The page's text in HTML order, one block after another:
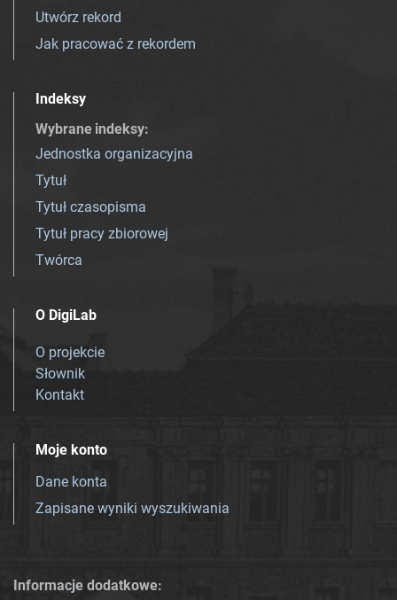
Utwórz rekord
Jak pracować z rekordem
Indeksy
Wybrane indeksy:
Jednostka organizacyjna
Tytuł
Tytuł czasopisma
Tytuł pracy zbiorowej
Twórca
O DigiLab
O projekcie
Słownik
Kontakt
Moje konto
Dane konta
Zapisane wyniki wyszukiwania
Informacje dodatkowe: